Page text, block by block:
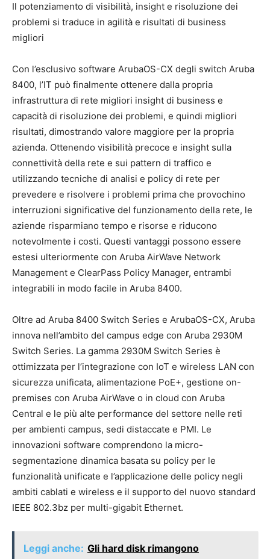
Il potenziamento di visibilità, insight e risoluzione dei
problemi si traduce in agilità e risultati di business
migliori
Con l’esclusivo software ArubaOS-CX degli switch Aruba
8400, l’IT può finalmente ottenere dalla propria
infrastruttura di rete migliori insight di business e
capacità di risoluzione dei problemi, e quindi migliori
risultati, dimostrando valore maggiore per la propria
azienda. Ottenendo visibilità precoce e insight sulla
connettività della rete e sui pattern di traffico e
utilizzando tecniche di analisi e policy di rete per
prevedere e risolvere i problemi prima che provochino
interruzioni significative del funzionamento della rete, le
aziende risparmiano tempo e risorse e riducono
notevolmente i costi. Questi vantaggi possono essere
estesi ulteriormente con Aruba AirWave Network
Management e ClearPass Policy Manager, entrambi
integrabili in modo facile in Aruba 8400.
Oltre ad Aruba 8400 Switch Series e ArubaOS-CX, Aruba
innova nell’ambito del campus edge con Aruba 2930M
Switch Series. La gamma 2930M Switch Series è
ottimizzata per l’integrazione con IoT e wireless LAN con
sicurezza unificata, alimentazione PoE+, gestione on-
premises con Aruba AirWave o in cloud con Aruba
Central e le più alte performance del settore nelle reti
per ambienti campus, sedi distaccate e PMI. Le
innovazioni software comprendono la micro-
segmentazione dinamica basata su policy per le
funzionalità unificate e l’applicazione delle policy negli
ambiti cablati e wireless e il supporto del nuovo standard
IEEE 802.3bz per multi-gigabit Ethernet.
Leggi anche: Gli hard disk rimangono